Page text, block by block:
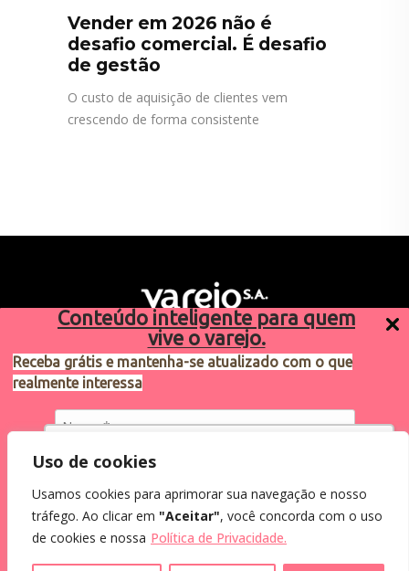
Conteúdo inteligente para quem
vive o varejo.
Receba grátis e mantenha-se atualizado com o que
realmente interessa
Eu concordo em receber comunicações.
Ao informar meus dados, eu concordo com a
Utilizamos cookies para oferecer melhor
como você interage em nosso site e
personalizar conteúdo.
Uso de cookies
Usamos cookies para aprimorar sua navegação e nosso
tráfego. Ao clicar em "Aceitar", você concorda com o uso
de cookies e nossa Política de Privacidade.
Vender em 2026 não é
desafio comercial. É desafio
de gestão
O custo de aquisição de clientes vem
crescendo de forma consistente
Sugestões de pauta
varejosa@cndl.org.br
2024®. Todos os direitos reservados.